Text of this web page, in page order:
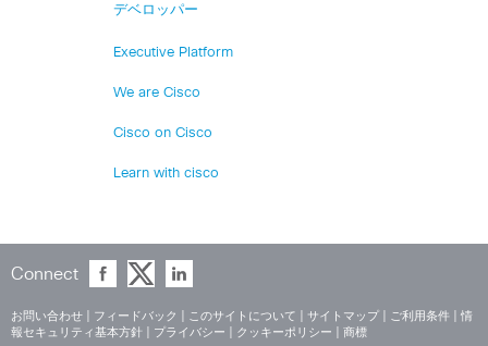
デベロッパー
Executive Platform
We are Cisco
Cisco on Cisco
Learn with cisco
Connect
お問い合わせ フィードバック このサイトについて サイトマップ ご利用条件
情
報セキュリティ基本方針
プライバシー クッキーポリシー 商標